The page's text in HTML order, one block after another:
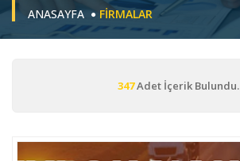
ANASAYFA FIRMALAR
347Adet İçerik Bulundu.